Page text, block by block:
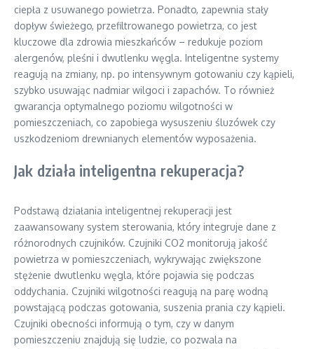
ciepła z usuwanego powietrza. Ponadto, zapewnia stały
dopływ świeżego, przefiltrowanego powietrza, co jest
kluczowe dla zdrowia mieszkańców – redukuje poziom
alergenów, pleśni i dwutlenku węgla. Inteligentne systemy
reagują na zmiany, np. po intensywnym gotowaniu czy kąpieli,
szybko usuwając nadmiar wilgoci i zapachów. To również
gwarancja optymalnego poziomu wilgotności w
pomieszczeniach, co zapobiega wysuszeniu śluzówek czy
uszkodzeniom drewnianych elementów wyposażenia.
Jak działa inteligentna rekuperacja?
Podstawą działania inteligentnej rekuperacji jest
zaawansowany system sterowania, który integruje dane z
różnorodnych czujników. Czujniki CO2 monitorują jakość
powietrza w pomieszczeniach, wykrywając zwiększone
stężenie dwutlenku węgla, które pojawia się podczas
oddychania. Czujniki wilgotności reagują na parę wodną
powstającą podczas gotowania, suszenia prania czy kąpieli.
Czujniki obecności informują o tym, czy w danym
pomieszczeniu znajdują się ludzie, co pozwala na